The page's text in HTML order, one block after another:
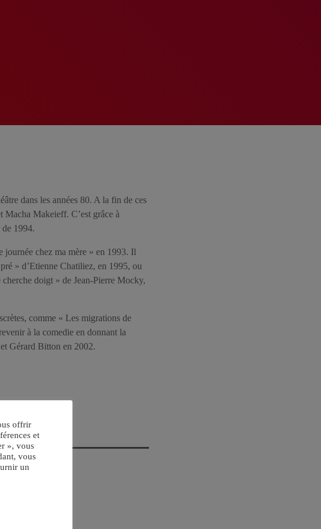
dans les années 80. A la fin de ces
Macha Makeieff. C’est grâce à
de 1994.
journée chez ma mère » en 1993. Il
» d’Etienne Chatiliez, en 1995, ou
doigt » de Jean-Pierre Mocky,
comme « Les migrations de
à la comedie en donnant la
Gérard Bitton en 2002.
offrir
et
», vous
vous
un